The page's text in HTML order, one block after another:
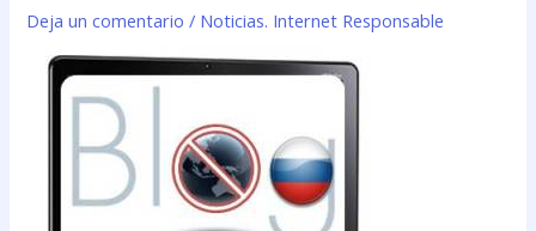
Deja un comentario / Noticias. Internet Responsable